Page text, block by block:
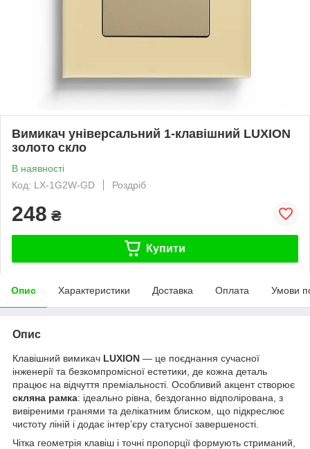
Вимикач універсальний 1-клавішний LUXION
золото скло
В наявності
Код: LX-1G2W-GD
Роздріб
248 ₴
Купити
Опис Характеристики Доставка Оплата Умови
Опис
Клавішний вимикач LUXION — це поєднання сучасної
інженерії та безкомпромісної естетики, де кожна деталь
працює на відчуття преміальності. Особливий акцент створює
скляна рамка: ідеально рівна, бездоганно відполірована, з
вивіреними гранями та делікатним блиском, що підкреслює
чистоту ліній і додає інтер’єру статусної завершеності.
Чітка геометрія клавіш і точні пропорції формують стриманий,